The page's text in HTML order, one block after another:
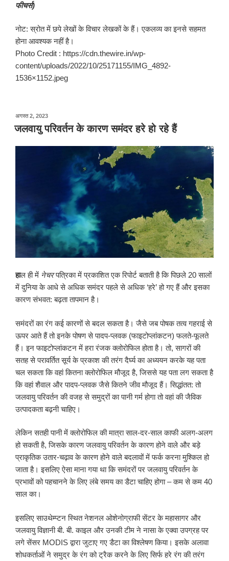
फीचर्स)
नोट: स्रोत में छपे लेखों के विचार लेखकों के हैं। एकलव्य का इनसे सहमत
होना आवश्यक नहीं है।
Photo Credit : https://cdn.thewire.in/wp-
content/uploads/2022/10/25171155/IMG_4892-
1536×1152.jpeg
अगस्त 2, 2023पर
प्रकाशित
किया
जलवायु परिवर्तन के कारण समंदर हरे हो रहे हैं
हाल ही में नेचरपत्रिका में प्रकाशित एक रिपोर्ट बताती है कि पिछले 20 सालों
में दुनिया के आधे से अधिक समंदर पहले से अधिक ‘हरे’ हो गए हैं और इसका
कारण संभवत: बढ़ता तापमान है।
समंदरों का रंग कई कारणों से बदल सकता है। जैसे जब पोषक तत्व गहराई से
ऊपर आते हैं तो इनके पोषण से पादप-प्लवक (फाइटोप्लांकटन) फलते-फूलते
हैं। इन फाइटोप्लांकटन में हरा रंजक क्लोरोफिल होता है। तो, सागरों की
सतह से परावर्तित सूर्य के प्रकाश की तरंग दैर्घ्य का अध्ययन करके यह पता
चल सकता कि वहां कितना क्लोरोफिल मौजूद है, जिससे यह पता लग सकता है
कि वहां शैवाल और पादप-प्लवक जैसे कितने जीव मौजूद हैं। सिद्धांतत: तो
जलवायु परिवर्तन की वजह से समुद्रों का पानी गर्म होगा तो वहां की जैविक
उत्पादकता बढ़नी चाहिए।
लेकिन सतही पानी में क्लोरोफिल की मात्रा साल-दर-साल काफी अलग-अलग
हो सकती है, जिसके कारण जलवायु परिवर्तन के कारण होने वाले और बड़े
प्राकृतिक उतार-चढ़ाव के कारण होने वाले बदलावों में फर्क करना मुश्किल हो
जाता है। इसलिए ऐसा माना गया था कि समंदरों पर जलवायु परिवर्तन के
प्रभावों को पहचानने के लिए लंबे समय का डैटा चाहिए होगा – कम से कम 40
साल का।
इसलिए साउथेम्प्टन स्थित नेशनल ओशेनोग्राफी सेंटर के महासागर और
जलवायु विज्ञानी बी. बी. काइल और उनकी टीम ने नासा के एक्वा उपग्रह पर
लगे सेंसर MODIS द्वारा जुटाए गए डैटा का विश्लेषण किया। इसके अलावा
शोधकर्ताओं ने समुद्र के रंग को ट्रैक करने के लिए सिर्फ हरे रंग की तरंग